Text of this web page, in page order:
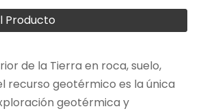
Producto
de la Tierra en roca, suelo,
recurso geotérmico es la única
geotérmica y